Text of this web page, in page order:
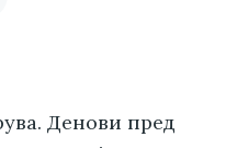
Денови пред